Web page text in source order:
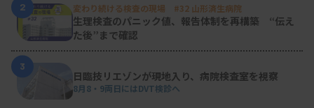
2 変わり続ける検査の現場 #32 山形済生病院
生理検査のパニック値、報告体制を再構築 “伝え
た後”まで確認
3
日臨技リエゾンが現地入り、病院検査室を視察
8月8・9両日にはDVT検診へ